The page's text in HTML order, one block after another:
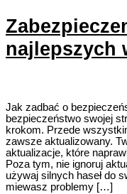
najlepszych
Jak zadbać o
bezpieczeństwo swojej
krokom. Przede
zawsze aktualizowany.
aktualizacje, które
Poza tym, nie ignoruj
używaj silnych haseł do
miewasz problemy […]